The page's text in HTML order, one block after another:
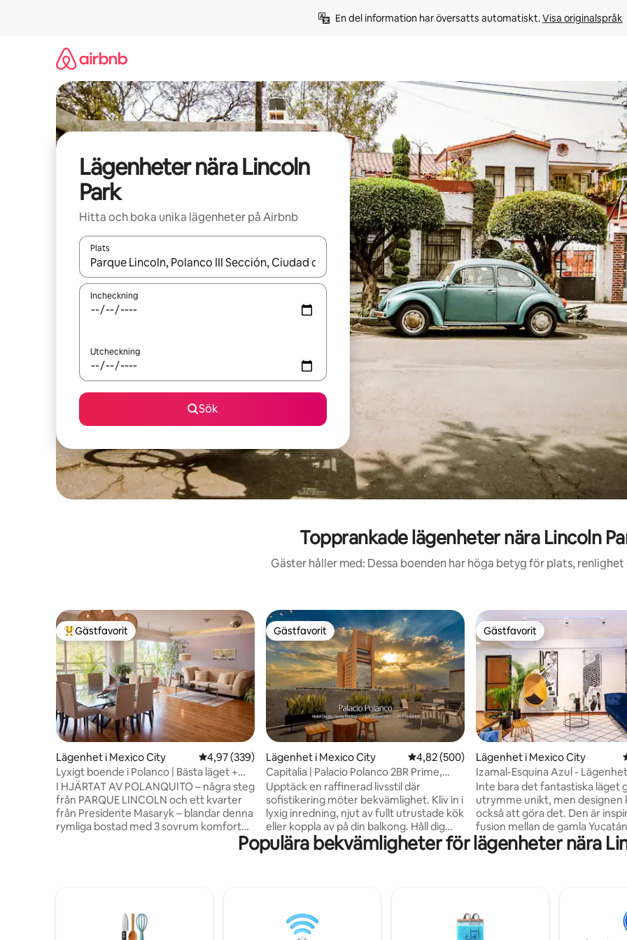
En del information har översatts automatiskt. Visa originalspråk
Lägenheter nära Lincoln
Park
Hitta och boka unika lägenheter på Airbnb
Plats
När resultaten är tillgängliga kan du navigera med upp- och nedåtpilarna eller utforska genom att trycka eller svepa.
Incheckning
Utcheckning
Sök
Topprankade lägenheter nära Lincoln
Gäster håller med: Dessa boenden har höga betyg för plats, renlighet
Populär gästfavorit
Gästfavorit
Lägenhet i Mexico City 4,97 av 5 i genomsnittligt betyg, 339 omdömen
4,97 (339)
Lyxigt boende i Polanco | Bästa läget +
daglig service!
I HJÄRTAT AV POLANQUITO – några steg
från PARQUE LINCOLN och ett kvarter
från Presidente Masaryk – blandar denna
rymliga bostad med 3 sovrum komforten
hos ett boutiquehotell med lokal charm.
Vakna till trädkantade vyer; promenera
fre – bäddade sängar, diskad porslin),
concierge-kontakter, välkomstkorg,
Gästfavorit
Gästfavorit
Lägenhet i Mexico City 4,82 av 5 i genomsnittligt betyg, 500
4,82 (500)
Capitalia | Palacio Polanco 2BR Prime,
Gym + Wifi
Upptäck en raffinerad livsstil där
sofistikering möter bekvämlighet. Kliv in i
lyxig inredning, njut av fullt utrustade kök
eller koppla av på din balkong. Håll dig
bekväm med individuell
luftkonditionering, vilket garanterar den
vår tvättstuga på plats och håll kontakten
med vårt affärscenter. Upplev lyx på
Gästfavorit
Gästfavorit
Lägenhet i Mexico City
Izamal-Esquina Azul -
lyxområde
Inte bara det fantastiska läget
utrymme unikt, men designen
också att göra det. Den är
fusion mellan de gamla Yucatán
haciendas och Mexico Citys
mitten av 1970-talet. Vacker
vara i Polanco eller
kommer att upptäcka de finaste
internationella butikerna,
Populära bekvämligheter för lägenheter nära